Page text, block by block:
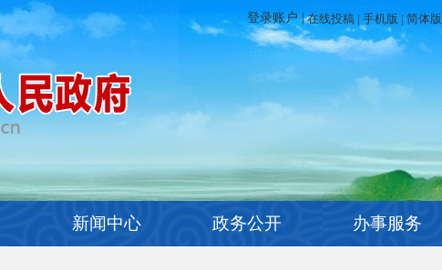
在线投稿 | 手机版 | 简体版
新闻中心 政务公开 办事服务